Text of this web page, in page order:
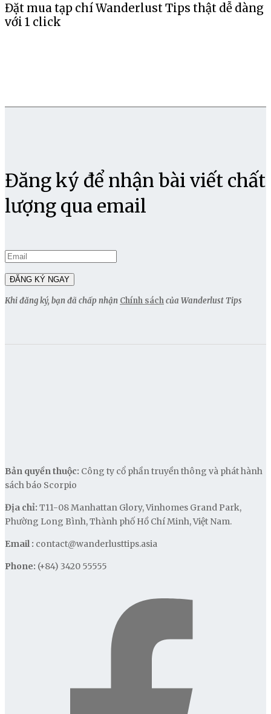
Đặt mua tạp chí Wanderlust Tips thật dễ dàng
với 1 click
Đăng ký để nhận bài viết chất
lượng qua email
Khi đăng ký, bạn đã chấp nhận Chính sáchcủa Wanderlust Tips
Bản quyền thuộc: Công ty cổ phần truyền thông và phát hành
sách báo Scorpio
Địa chỉ: T11-08 Manhattan Glory, Vinhomes Grand Park,
Phường Long Bình, Thành phố Hồ Chí Minh, Việt Nam.
Email : contact@wanderlusttips.asia
Phone: (+84) 3420 55555